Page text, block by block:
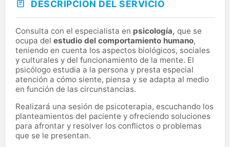
DESCRIPCIÓN DEL SERVICIO
Consulta con el especialista en psicología, que se
ocupa del estudio del comportamiento humano,
teniendo en cuenta los aspectos biológicos, sociales
y culturales y del funcionamiento de la mente. El
psicólogo estudia a la persona y presta especial
atención a cómo siente, piensa y se adapta al medio
en función de las circunstancias.
Realizará una sesión de psicoterapia, escuchando los
planteamientos del paciente y ofreciendo soluciones
para afrontar y resolver los conflictos o problemas
que se le presentan.